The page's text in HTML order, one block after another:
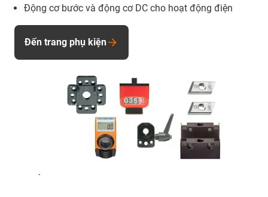
-
Động cơ bước và động cơ DC cho hoạt động điện
Đến trang phụ kiện